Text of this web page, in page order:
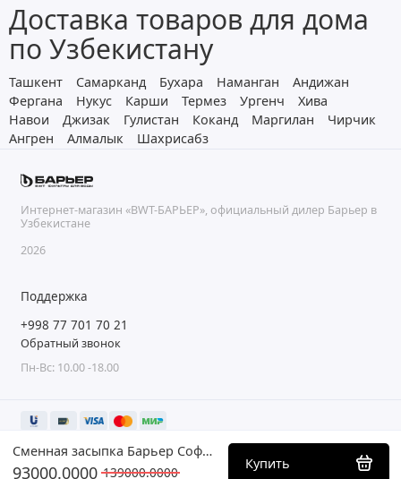
Сменная засыпка Барьер СофтЛайн
93000.0000 139000.0000
Купить
Доставка товаров для дома
по Узбекистану
Ташкент Самарканд Бухара Наманган
Андижан
Фергана
Нукус Карши Термез Ургенч
Хива
Навои
Джизак Гулистан Коканд Маргилан
Чирчик
Ангрен
Алмалык Шахрисабз
Интернет-магазин «BWT-БАРЬЕР», официальный дилер Барьер в
Узбекистане
2026
Поддержка
+998 77 701 70 21
Обратный звонок
Пн-Вс: 10.00 -18.00